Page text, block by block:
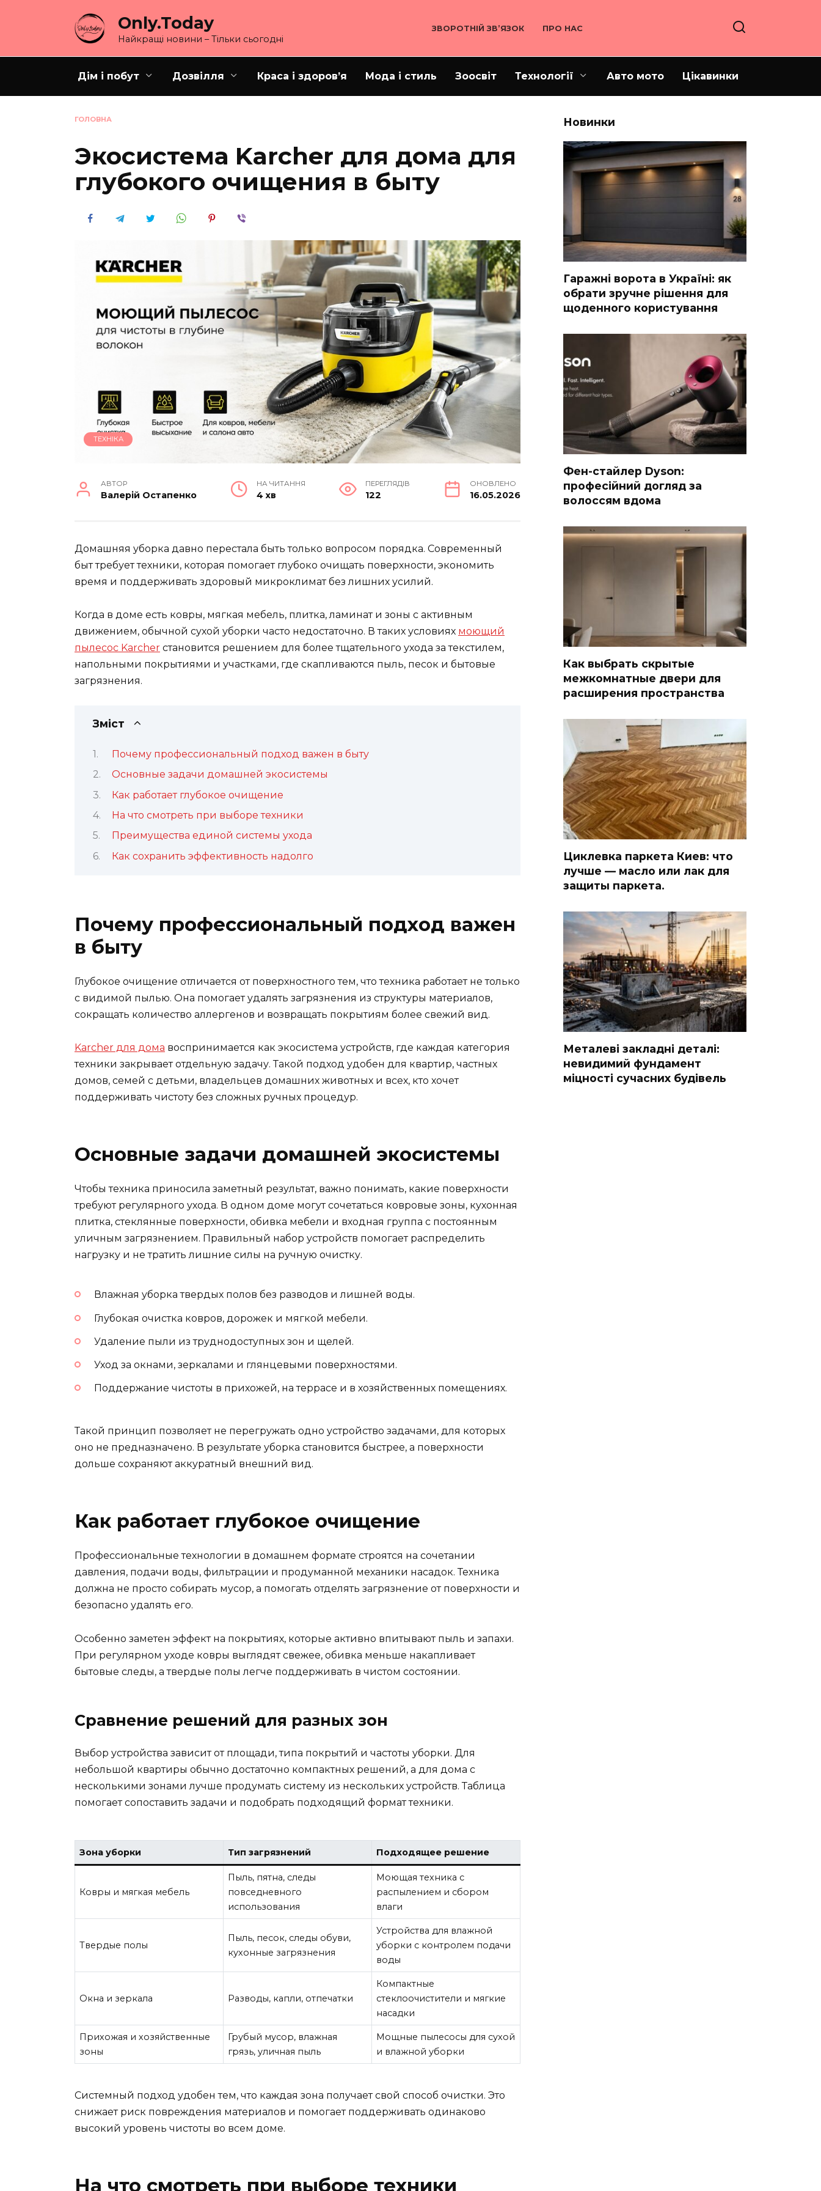
Only.Today
Найкращі новини – Тільки сьогодні
ЗВОРОТНІЙ ЗВ’ЯЗОК ПРО НАС
Дім і побут Дозвілля Краса і здоров’я Мода і стиль Зоосвіт Технології Авто мото Цікавинки
ГОЛОВНА
Экосистема Karcher для дома для
глубокого очищения в быту
ТЕХНІКА
АВТОР
Валерій Остапенко
НА ЧИТАННЯ
4 хв
ПЕРЕГЛЯДІВ
122
ОНОВЛЕНО
16.05.2026
Домашняя уборка давно перестала быть только вопросом порядка. Современный
быт требует техники, которая помогает глубоко очищать поверхности, экономить
время и поддерживать здоровый микроклимат без лишних усилий.
Когда в доме есть ковры, мягкая мебель, плитка, ламинат и зоны с активным
движением, обычной сухой уборки часто недостаточно. В таких условиях моющий
пылесос Karcher становится решением для более тщательного ухода за текстилем,
напольными покрытиями и участками, где скапливаются пыль, песок и бытовые
загрязнения.
Зміст
Почему профессиональный подход важен в быту
Основные задачи домашней экосистемы
Как работает глубокое очищение
На что смотреть при выборе техники
Преимущества единой системы ухода
Как сохранить эффективность надолго
Почему профессиональный подход важен
в быту
Глубокое очищение отличается от поверхностного тем, что техника работает не только
с видимой пылью. Она помогает удалять загрязнения из структуры материалов,
сокращать количество аллергенов и возвращать покрытиям более свежий вид.
Karcher для дома воспринимается как экосистема устройств, где каждая категория
техники закрывает отдельную задачу. Такой подход удобен для квартир, частных
домов, семей с детьми, владельцев домашних животных и всех, кто хочет
поддерживать чистоту без сложных ручных процедур.
Основные задачи домашней экосистемы
Чтобы техника приносила заметный результат, важно понимать, какие поверхности
требуют регулярного ухода. В одном доме могут сочетаться ковровые зоны, кухонная
плитка, стеклянные поверхности, обивка мебели и входная группа с постоянным
уличным загрязнением. Правильный набор устройств помогает распределить
нагрузку и не тратить лишние силы на ручную очистку.
Влажная уборка твердых полов без разводов и лишней воды.
Глубокая очистка ковров, дорожек и мягкой мебели.
Удаление пыли из труднодоступных зон и щелей.
Уход за окнами, зеркалами и глянцевыми поверхностями.
Поддержание чистоты в прихожей, на террасе и в хозяйственных помещениях.
Такой принцип позволяет не перегружать одно устройство задачами, для которых
оно не предназначено. В результате уборка становится быстрее, а поверхности
дольше сохраняют аккуратный внешний вид.
Как работает глубокое очищение
Профессиональные технологии в домашнем формате строятся на сочетании
давления, подачи воды, фильтрации и продуманной механики насадок. Техника
должна не просто собирать мусор, а помогать отделять загрязнение от поверхности и
безопасно удалять его.
Особенно заметен эффект на покрытиях, которые активно впитывают пыль и запахи.
При регулярном уходе ковры выглядят свежее, обивка меньше накапливает
бытовые следы, а твердые полы легче поддерживать в чистом состоянии.
Сравнение решений для разных зон
Выбор устройства зависит от площади, типа покрытий и частоты уборки. Для
небольшой квартиры обычно достаточно компактных решений, а для дома с
несколькими зонами лучше продумать систему из нескольких устройств. Таблица
помогает сопоставить задачи и подобрать подходящий формат техники.
Зона уборки Тип загрязнений Подходящее решение
Ковры и мягкая мебель
Пыль, пятна, следы
повседневного
использования
Моющая техника с
распылением и сбором
влаги
Твердые полы
Пыль, песок, следы обуви,
кухонные загрязнения
Устройства для влажной
уборки с контролем подачи
воды
Окна и зеркала Разводы, капли, отпечатки
Компактные
стеклоочистители и мягкие
насадки
Прихожая и хозяйственные
зоны
Грубый мусор, влажная
грязь, уличная пыль
Мощные пылесосы для сухой
и влажной уборки
Системный подход удобен тем, что каждая зона получает свой способ очистки. Это
снижает риск повреждения материалов и помогает поддерживать одинаково
высокий уровень чистоты во всем доме.
На что смотреть при выборе техники
Новинки
Гаражні ворота в Україні: як
обрати зручне рішення для
щоденного користування
Фен-стайлер Dyson:
професійний догляд за
волоссям вдома
Как выбрать скрытые
межкомнатные двери для
расширения пространства
Циклевка паркета Киев: что
лучше — масло или лак для
защиты паркета.
Металеві закладні деталі:
невидимий фундамент
міцності сучасних будівель